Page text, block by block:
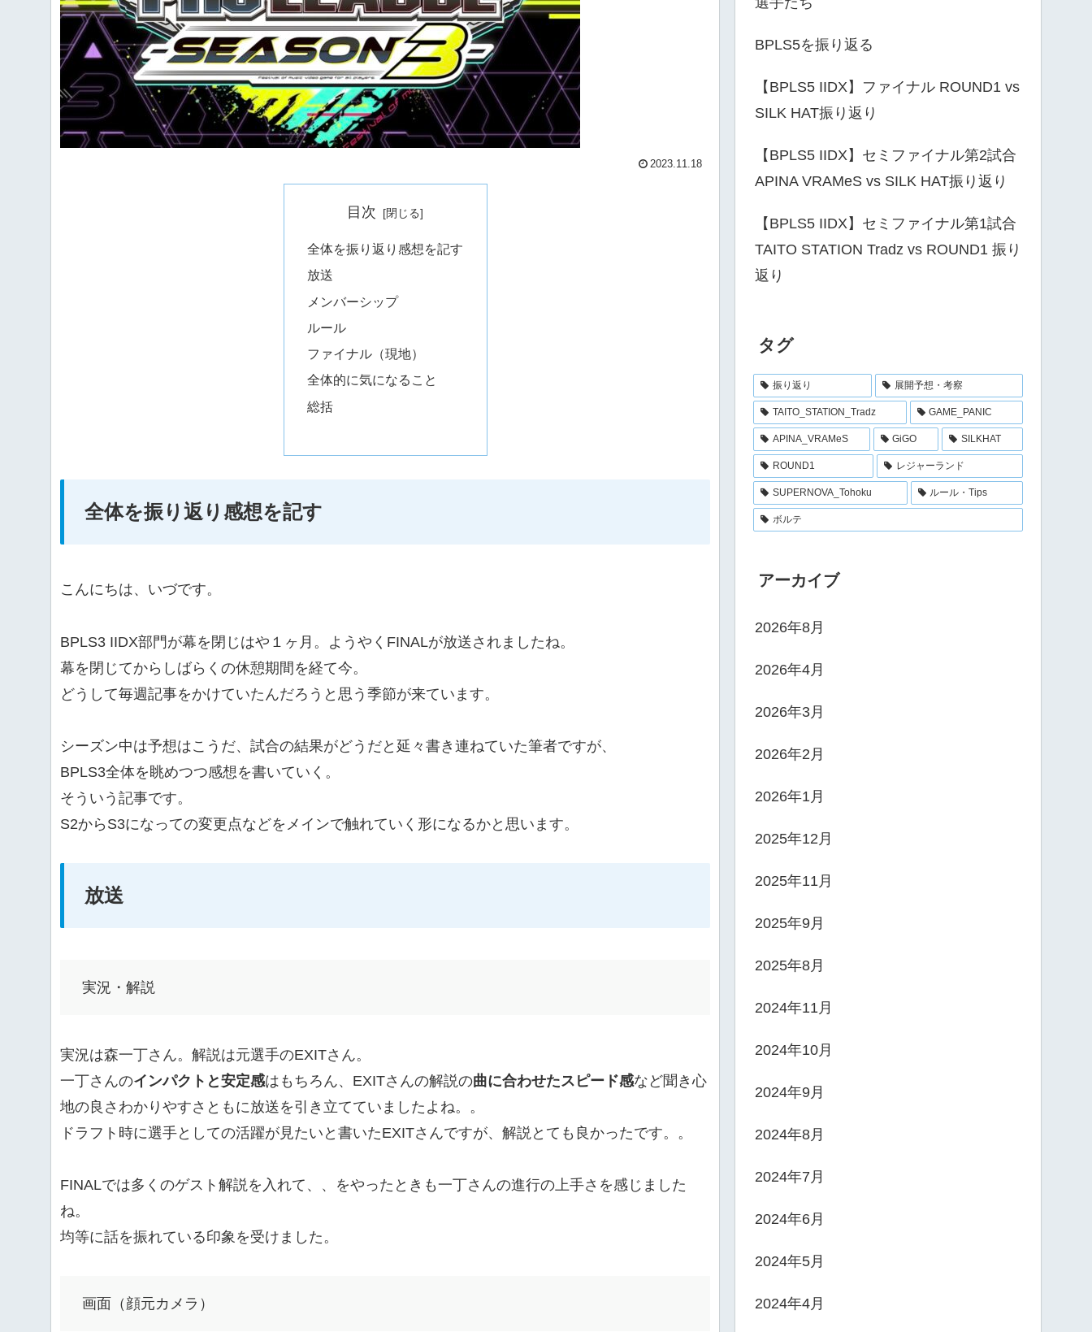
2023.11.18
目次
全体を振り返り感想を記す
放送
メンバーシップ
ルール
ファイナル（現地）
全体的に気になること
総括
全体を振り返り感想を記す
こんにちは、いづです。
BPLS3 IIDX部門が幕を閉じはや１ヶ月。ようやくFINALが放送されましたね。
幕を閉じてからしばらくの休憩期間を経て今。
どうして毎週記事をかけていたんだろうと思う季節が来ています。
シーズン中は予想はこうだ、試合の結果がどうだと延々書き連ねていた筆者ですが、
BPLS3全体を眺めつつ感想を書いていく。
そういう記事です。
S2からS3になっての変更点などをメインで触れていく形になるかと思います。
放送
実況・解説
実況は森一丁さん。解説は元選手のEXITさん。
一丁さんのインパクトと安定感はもちろん、EXITさんの解説の曲に合わせたスピード感など聞き心
地の良さわかりやすさともに放送を引き立てていましたよね。。
ドラフト時に選手としての活躍が見たいと書いたEXITさんですが、解説とても良かったです。。
FINALでは多くのゲスト解説を入れて、、をやったときも一丁さんの進行の上手さを感じました
ね。
均等に話を振れている印象を受けました。
画面（顔元カメラ）
BPLS5を振り返る
【BPLS5 IIDX】ファイナル ROUND1 vs
SILK HAT振り返り
【BPLS5 IIDX】セミファイナル第2試合
APINA VRAMeS vs SILK HAT振り返り
【BPLS5 IIDX】セミファイナル第1試合
TAITO STATION Tradz vs ROUND1 振り
返り
タグ
振り返り 展開予想・考察
TAITO_STATION_Tradz GAME_PANIC
APINA_VRAMeS GiGO SILKHAT
ROUND1 レジャーランド
SUPERNOVA_Tohoku ルール・Tips
ボルテ
アーカイブ
2026年8月
2026年4月
2026年3月
2026年2月
2026年1月
2025年12月
2025年11月
2025年9月
2025年8月
2024年11月
2024年10月
2024年9月
2024年8月
2024年7月
2024年6月
2024年5月
2024年4月